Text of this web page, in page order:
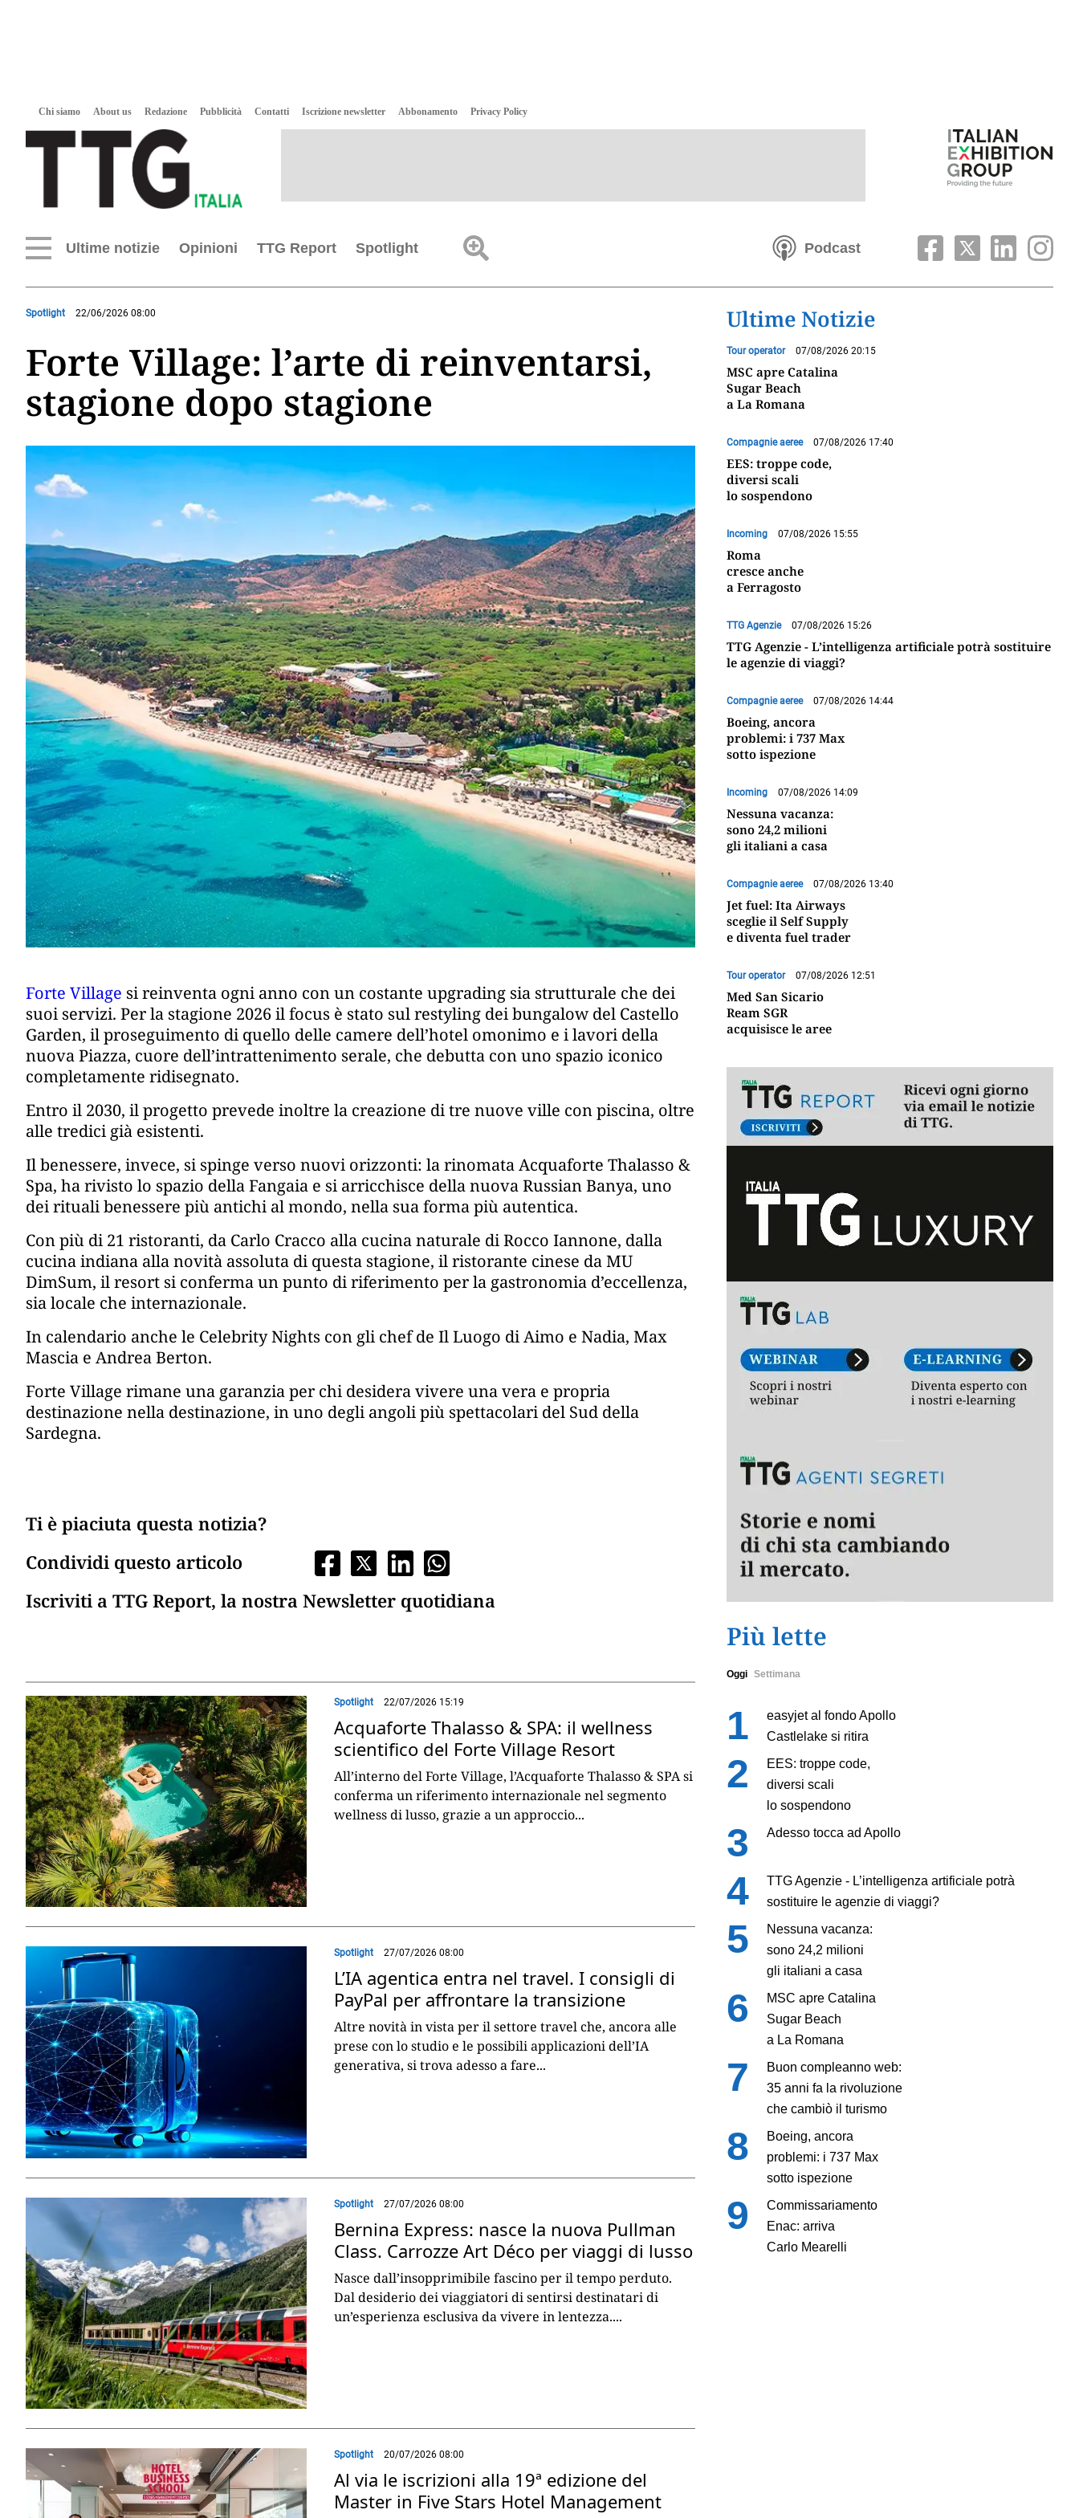
Chi siamo About us Redazione Pubblicità Contatti Iscrizione newsletter Abbonamento Privacy Policy
Ultime notizie Opinioni TTG Report Spotlight Podcast
Spotlight 22/06/2026 08:00
Forte Village: l’arte di reinventarsi,
stagione dopo stagione
Forte Village si reinventa ogni anno con un costante upgrading sia strutturale che dei
suoi servizi. Per la stagione 2026 il focus è stato sul restyling dei bungalow del Castello
Garden, il proseguimento di quello delle camere dell’hotel omonimo e i lavori della
nuova Piazza, cuore dell’intrattenimento serale, che debutta con uno spazio iconico
completamente ridisegnato.
Entro il 2030, il progetto prevede inoltre la creazione di tre nuove ville con piscina, oltre
alle tredici già esistenti.
Il benessere, invece, si spinge verso nuovi orizzonti: la rinomata Acquaforte Thalasso &
Spa, ha rivisto lo spazio della Fangaia e si arricchisce della nuova Russian Banya, uno
dei rituali benessere più antichi al mondo, nella sua forma più autentica.
Con più di 21 ristoranti, da Carlo Cracco alla cucina naturale di Rocco Iannone, dalla
cucina indiana alla novità assoluta di questa stagione, il ristorante cinese da MU
DimSum, il resort si conferma un punto di riferimento per la gastronomia d’eccellenza,
sia locale che internazionale.
In calendario anche le Celebrity Nights con gli chef de Il Luogo di Aimo e Nadia, Max
Mascia e Andrea Berton.
Forte Village rimane una garanzia per chi desidera vivere una vera e propria
destinazione nella destinazione, in uno degli angoli più spettacolari del Sud della
Sardegna.
Ti è piaciuta questa notizia?
Condividi questo articolo
Iscriviti a TTG Report, la nostra Newsletter quotidiana
Spotlight 22/07/2026 15:19
Acquaforte Thalasso & SPA: il wellness
scientifico del Forte Village Resort
All’interno del Forte Village, l’Acquaforte Thalasso & SPA si
conferma un riferimento internazionale nel segmento
wellness di lusso, grazie a un approccio...
Spotlight 27/07/2026 08:00
L’IA agentica entra nel travel. I consigli di
PayPal per affrontare la transizione
Altre novità in vista per il settore travel che, ancora alle
prese con lo studio e le possibili applicazioni dell’IA
generativa, si trova adesso a fare...
Spotlight 27/07/2026 08:00
Bernina Express: nasce la nuova Pullman
Class. Carrozze Art Déco per viaggi di lusso
Nasce dall’insopprimibile fascino per il tempo perduto.
Dal desiderio dei viaggiatori di sentirsi destinatari di
un’esperienza esclusiva da vivere in lentezza....
Spotlight 20/07/2026 08:00
Al via le iscrizioni alla 19ª edizione del
Master in Five Stars Hotel Management
Ultime Notizie
Tour operator 07/08/2026 20:15
MSC apre Catalina
Sugar Beach
a La Romana
Compagnie aeree 07/08/2026 17:40
EES: troppe code,
diversi scali
lo sospendono
Incoming 07/08/2026 15:55
Roma
cresce anche
a Ferragosto
TTG Agenzie 07/08/2026 15:26
TTG Agenzie - L’intelligenza artificiale potrà sostituire
le agenzie di viaggi?
Compagnie aeree 07/08/2026 14:44
Boeing, ancora
problemi: i 737 Max
sotto ispezione
Incoming 07/08/2026 14:09
Nessuna vacanza:
sono 24,2 milioni
gli italiani a casa
Compagnie aeree 07/08/2026 13:40
Jet fuel: Ita Airways
sceglie il Self Supply
e diventa fuel trader
Tour operator 07/08/2026 12:51
Med San Sicario
Ream SGR
acquisisce le aree
Più lette
Oggi Settimana
easyjet al fondo Apollo
Castlelake si ritira
EES: troppe code,
diversi scali
lo sospendono
Adesso tocca ad Apollo
TTG Agenzie - L’intelligenza artificiale potrà
sostituire le agenzie di viaggi?
Nessuna vacanza:
sono 24,2 milioni
gli italiani a casa
MSC apre Catalina
Sugar Beach
a La Romana
Buon compleanno web:
35 anni fa la rivoluzione
che cambiò il turismo
Boeing, ancora
problemi: i 737 Max
sotto ispezione
Commissariamento
Enac: arriva
Carlo Mearelli